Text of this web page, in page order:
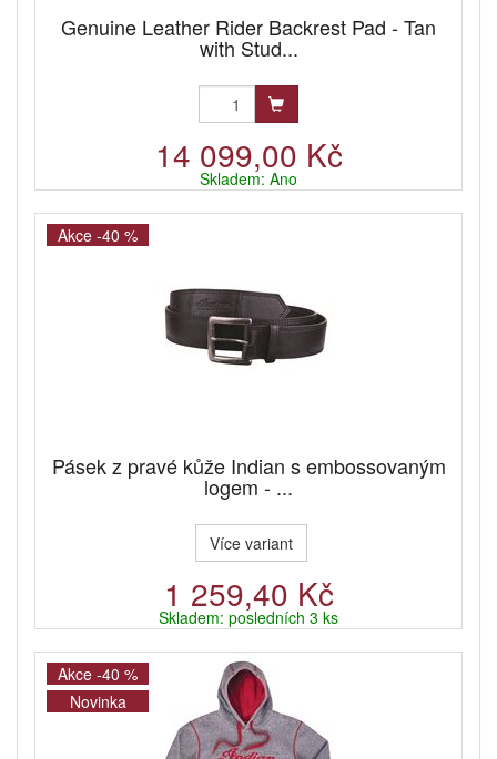
Genuine Leather Rider Backrest Pad - Tan
with Stud...
14 099,00 Kč
Skladem: Ano
Akce -40 %
Pásek z pravé kůže Indian s embossovaným
logem - ...
Více variant
1 259,40 Kč
Skladem: posledních 3 ks
Akce -40 %
Novinka